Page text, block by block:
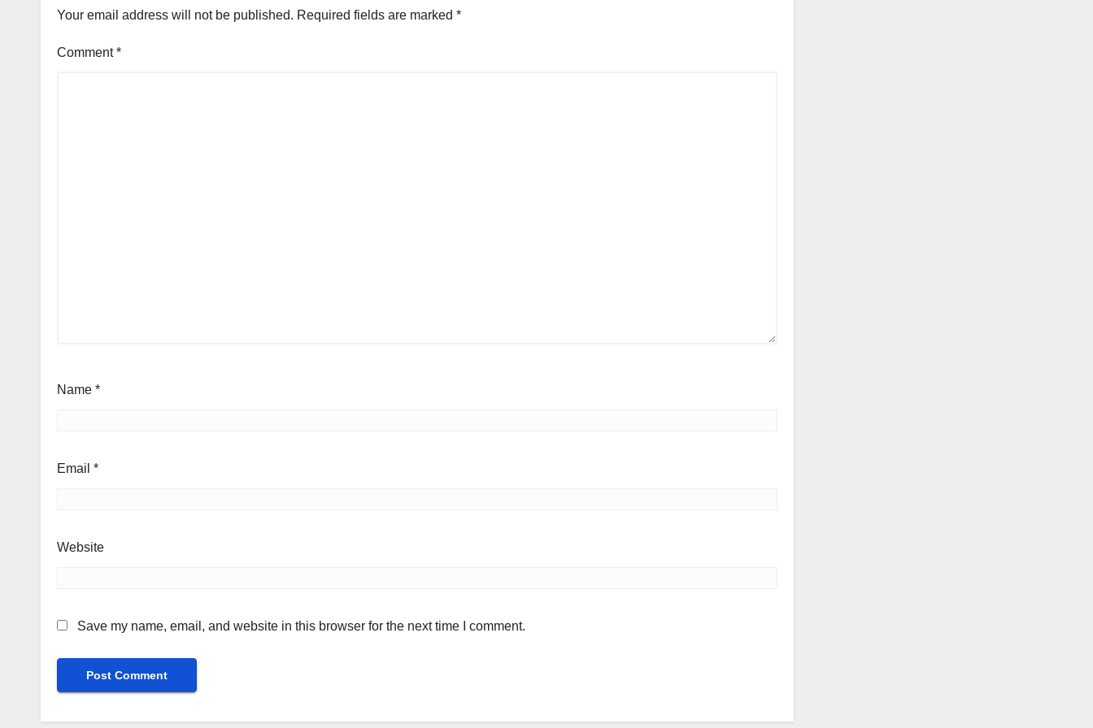
Your email address will not be published. Required fields are marked *
Comment*
Name *
Email *
Website
Save my name, email, and website in this browser for the next time I comment.